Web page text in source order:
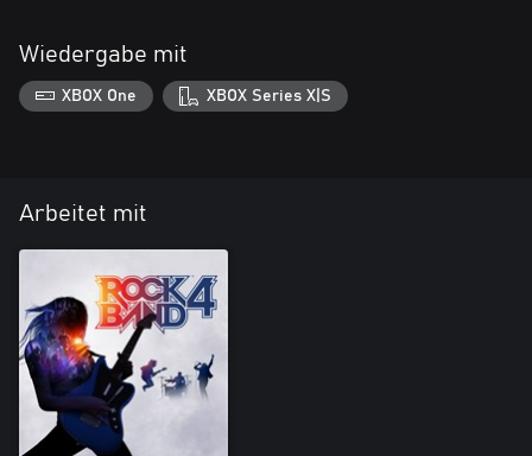
Wiedergabe mit
XBOX One XBOX Series X|S
Arbeitet mit